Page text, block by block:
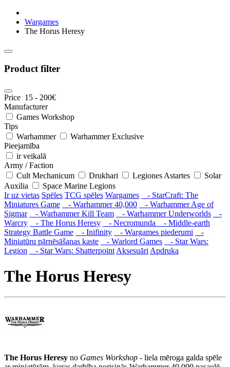
Wargames
The Horus Heresy
Product filter
Price 15 - 200€
Manufacturer
Games Workshop
Tips
Warhammer
Warhammer Exclusive
Pieejamība
ir veikalā
Army / Faction
Cult Mechanicum
Drukhari Legiones Astartes
Solar
Auxilia
Space Marine Legions
Ir uz vietas Spēles TCG spēles Wargames
- StarCraft: The
Miniatures Game
- Warhammer 40,000
- Warhammer Age of
Sigmar
- Warhammer Kill Team - Warhammer Underworlds
-
Warcry
- The Horus Heresy - Necromunda
- Middle-earth
Strategy Battle Game
- Inifinity - Wargames piederumi
-
Miniatūru pārnēsāšanas kaste
- Warlord Games
- Star Wars:
Legion
- Star Wars: ShatterpointAksesuāriApdruka
The Horus Heresy
The Horus Heresy no Games Workshop - liela mēroga galda spēle